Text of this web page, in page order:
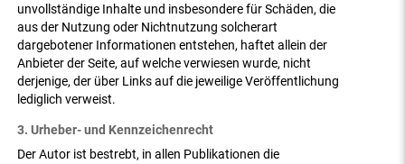
unvollständige Inhalte und insbesondere für Schäden, die
aus der Nutzung oder Nichtnutzung solcherart
dargebotener Informationen entstehen, haftet allein der
Anbieter der Seite, auf welche verwiesen wurde, nicht
derjenige, der über Links auf die jeweilige Veröffentlichung
lediglich verweist.
3. Urheber- und Kennzeichenrecht
Der Autor ist bestrebt, in allen Publikationen die